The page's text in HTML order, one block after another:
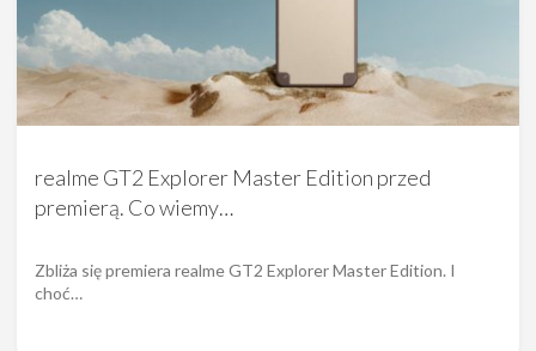
realme GT2 Explorer Master Edition przed
premierą. Co wiemy…
Zbliża się premiera realme GT2 Explorer Master Edition. I
choć…